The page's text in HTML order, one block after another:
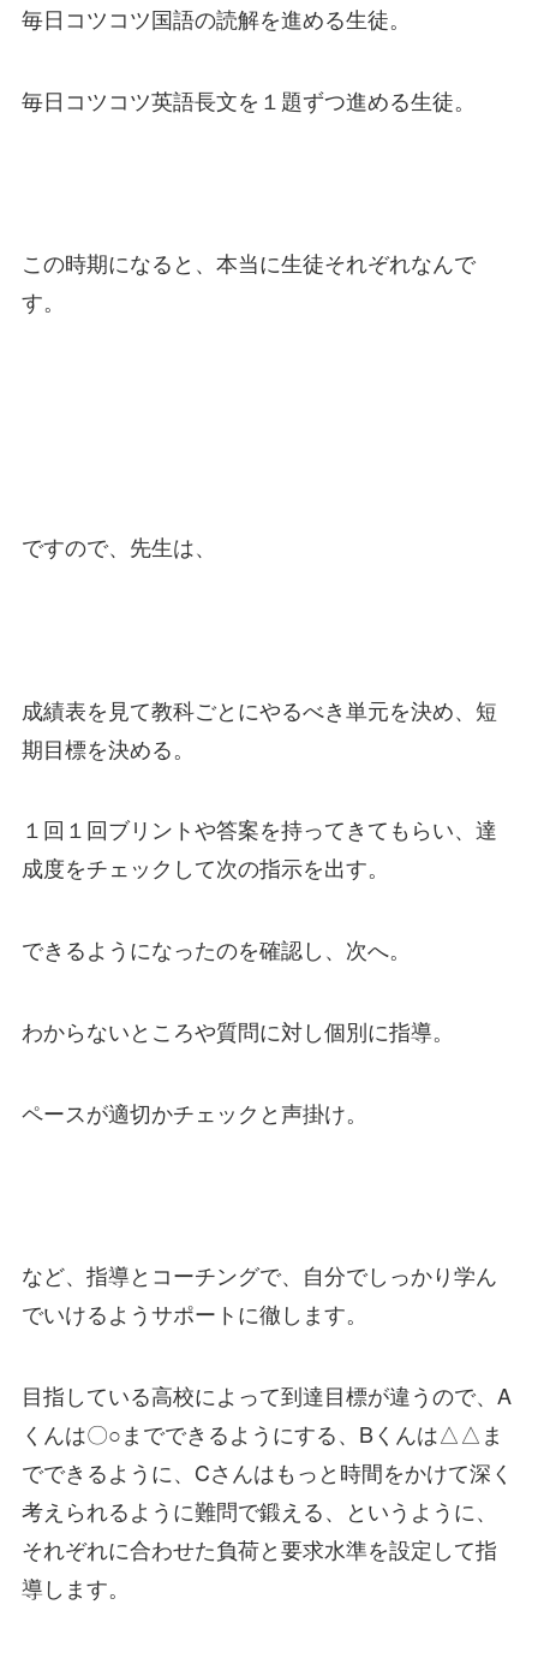
毎日コツコツ国語の読解を進める生徒。
毎日コツコツ英語長文を１題ずつ進める生徒。
この時期になると、本当に生徒それぞれなんで
す。
ですので、先生は、
成績表を見て教科ごとにやるべき単元を決め、短
期目標を決める。
１回１回ブリントや答案を持ってきてもらい、達
成度をチェックして次の指示を出す。
できるようになったのを確認し、次へ。
わからないところや質問に対し個別に指導。
ペースが適切かチェックと声掛け。
など、指導とコーチングで、自分でしっかり学ん
でいけるようサポートに徹します。
目指している高校によって到達目標が違うので、A
くんは〇○までできるようにする、Bくんは△△ま
でできるように、Cさんはもっと時間をかけて深く
考えられるように難問で鍛える、というように、
それぞれに合わせた負荷と要求水準を設定して指
導します。